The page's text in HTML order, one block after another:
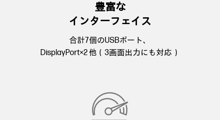
豊富な
インターフェイス
合計7個のUSBポート、
DisplayPort×2 他（3画面出力にも対応）